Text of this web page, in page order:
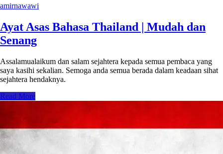
amirnawawi
Ayat Asas Bahasa Thailand | Mudah dan
Senang
Assalamualaikum dan salam sejahtera kepada semua pembaca yang
saya kasihi sekalian. Semoga anda semua berada dalam keadaan sihat
sejahtera hendaknya.
Read More